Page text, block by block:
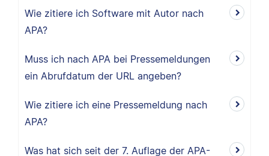
Wie zitiere ich Software mit Autor nach
APA?
Muss ich nach APA bei Pressemeldungen
ein Abrufdatum der URL angeben?
Wie zitiere ich eine Pressemeldung nach
APA?
Was hat sich seit der 7. Auflage der APA-